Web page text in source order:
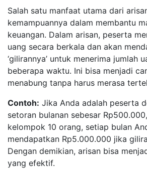
Salah satu manfaat utama dari
kemampuannya dalam membantu
keuangan. Dalam arisan, peserta
uang secara berkala dan akan
‘gilirannya’ untuk menerima jumlah
beberapa waktu. Ini bisa menjadi
menabung tanpa harus merasa
Contoh: Jika Anda adalah peserta
setoran bulanan sebesar
kelompok 10 orang, setiap bulan
mendapatkan Rp5.000.000 jika
Dengan demikian, arisan bisa
yang efektif.